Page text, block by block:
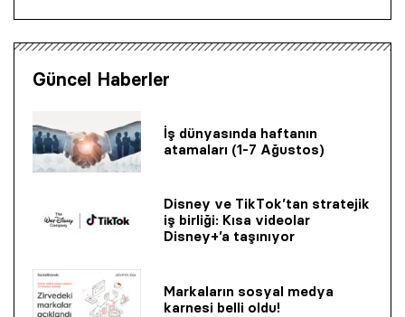
Güncel Haberler
İş dünyasında haftanın
atamaları (1-7 Ağustos)
Disney ve TikTok’tan stratejik
iş birliği: Kısa videolar
Disney+’a taşınıyor
Markaların sosyal medya
karnesi belli oldu!